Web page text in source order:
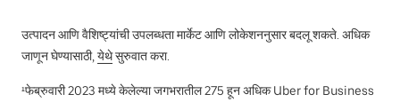
उत्पादन आणि वैशिष्ट्यांची उपलब्धता मार्केट आणि लोकेशननुसार बदलू शकते. अधिक
जाणून घेण्यासाठी, येथेसुरुवात करा.
¹फेब्रुवारी 2023 मध्ये केलेल्या जगभरातील 275 हून अधिक Uber for Business